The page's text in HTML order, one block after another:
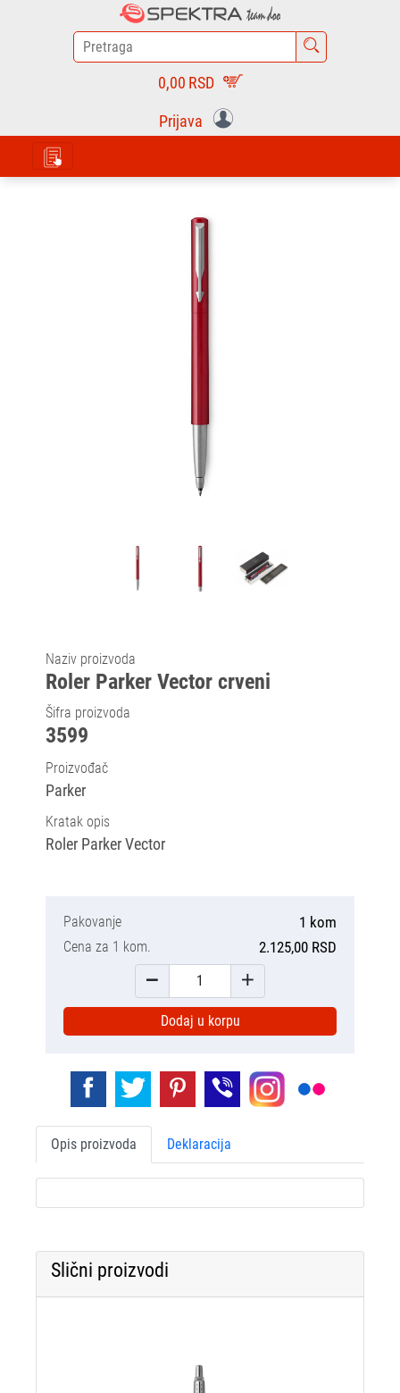
0,00 RSD
Prijava
Naziv proizvoda
Roler Parker Vector crveni
Šifra proizvoda
3599
Proizvođač
Parker
Kratak opis
Roler Parker Vector
Pakovanje 1 kom
Cena za 1 kom. 2.125,00 RSD
Dodaj u korpu
Opis proizvoda Deklaracija
Slični proizvodi